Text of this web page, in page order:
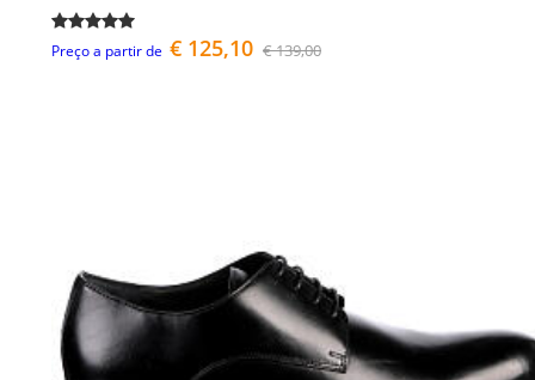
Preço a partir de € 125,10 € 139,00